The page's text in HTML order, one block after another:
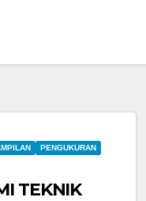
PENGUKURAN
TEKNIK